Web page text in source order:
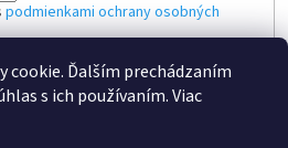
cookie. Ďalším prechádzaním
s ich používaním. Viac
podmienkami ochrany osobných